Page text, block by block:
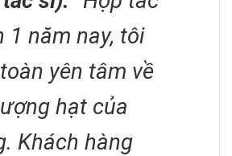
1 năm nay, tôi
yên tâm về
hạt của
Khách hàng